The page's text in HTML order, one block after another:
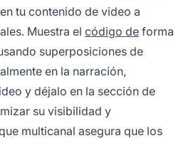
tu contenido de video a
Muestra el código de forma
superposiciones de
en la narración,
y déjalo en la sección de
su visibilidad y
multicanal asegura que los